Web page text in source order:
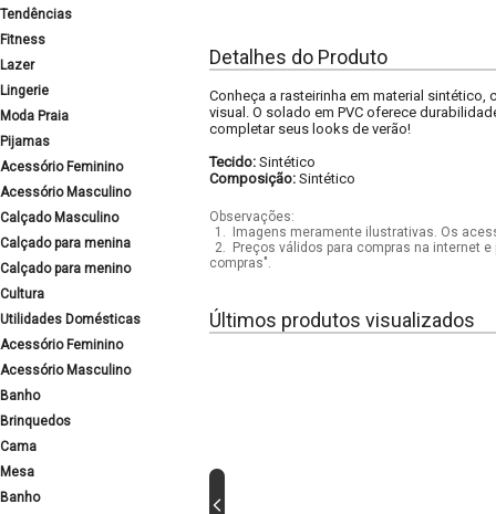
Tendências
Fitness
Lazer
Lingerie
Moda Praia
Pijamas
Acessório Feminino
Acessório Masculino
Calçado Masculino
Calçado para menina
Calçado para menino
Cultura
Utilidades Domésticas
Acessório Feminino
Acessório Masculino
Banho
Brinquedos
Cama
Mesa
Banho
Detalhes do Produto
Conheça a rasteirinha em material
visual. O solado em PVC oferece
completar seus looks de verão!
Tecido: Sintético
Composição: Sintético
Observações:
1.
Imagens meramente ilustrativas. Os
2.
Preços válidos para compras na internet
compras".
Últimos produtos visualizados